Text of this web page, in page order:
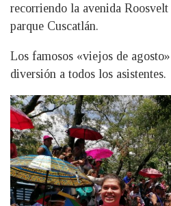
recorriendo la avenida
parque Cuscatlán.
Los famosos «viejos de
diversión a todos los asistentes.